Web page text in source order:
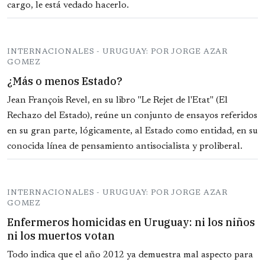
cargo, le está vedado hacerlo.
INTERNACIONALES - URUGUAY: POR JORGE AZAR
GOMEZ
¿Más o menos Estado?
Jean François Revel, en su libro "Le Rejet de l'Etat" (El
Rechazo del Estado), reúne un conjunto de ensayos referidos
en su gran parte, lógicamente, al Estado como entidad, en su
conocida línea de pensamiento antisocialista y proliberal.
INTERNACIONALES - URUGUAY: POR JORGE AZAR
GOMEZ
Enfermeros homicidas en Uruguay: ni los niños
ni los muertos votan
Todo indica que el año 2012 ya demuestra mal aspecto para